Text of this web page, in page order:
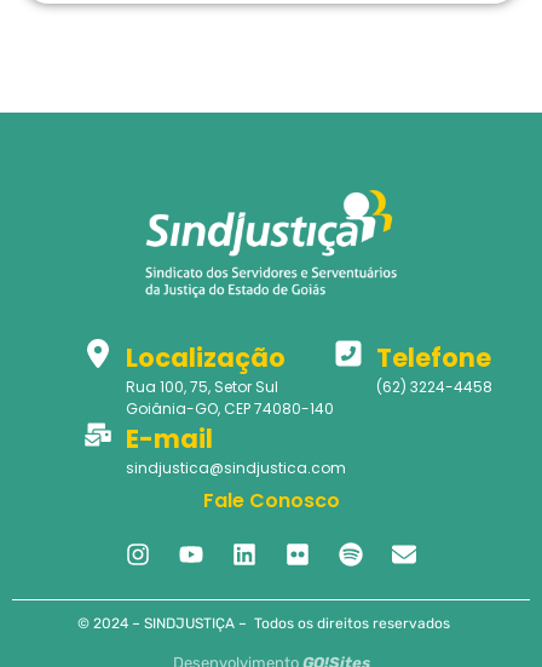
Localização
Rua 100, 75, Setor Sul
Goiânia-GO, CEP 74080-140
Telefone
(62) 3224-4458
E-mail
sindjustica@sindjustica.com
Fale Conosco
© 2024 – SINDJUSTIÇA – Todos os direitos reservados
Desenvolvimento GO!Sites